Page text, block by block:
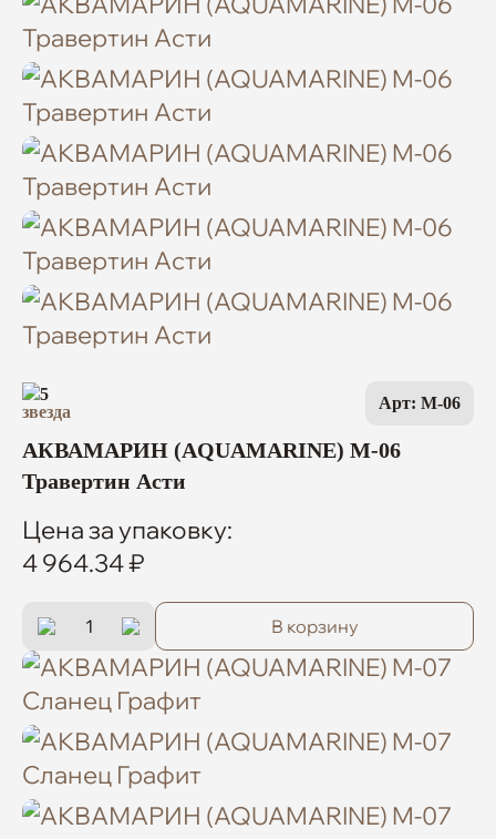
5 Арт: M-06
АКВАМАРИН (AQUAMARINE) M-06
Травертин Асти
Цена за упаковку:
4 964.34 ₽
В корзину